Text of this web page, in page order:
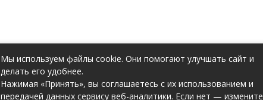
Мы используем файлы cookie. Они помогают улучшать сайт и
делать его удобнее.
Нажимая «Принять», вы соглашаетесь с их использованием и
передачей данных сервису веб-аналитики. Если нет — измените